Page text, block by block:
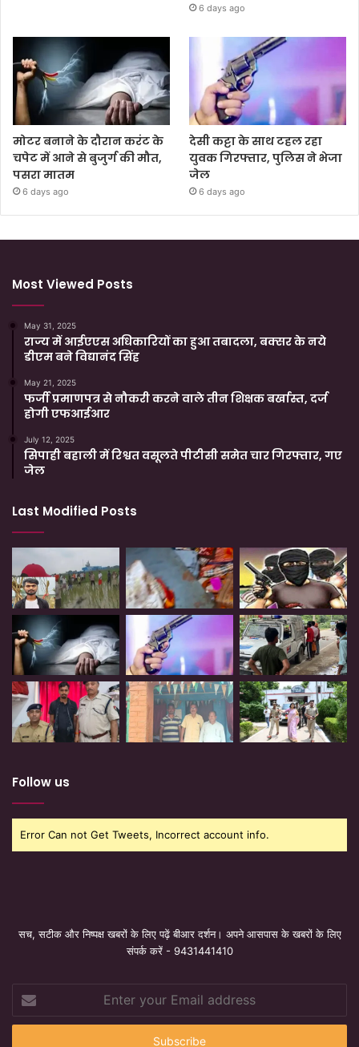
6 days ago
मोटर बनाने के दौरान करंट के
चपेट में आने से बुजुर्ग की मौत,
पसरा मातम
6 days ago
देसी कट्टा के साथ टहल रहा
युवक गिरफ्तार, पुलिस ने भेजा
जेल
6 days ago
Most Viewed Posts
May 31, 2025
राज्य में आईएएस अधिकारियों का हुआ तबादला, बक्सर के नये
डीएम बने विद्यानंद सिंह
May 21, 2025
फर्जी प्रमाणपत्र से नौकरी करने वाले तीन शिक्षक बर्खास्त, दर्ज
होगी एफआईआर
July 12, 2025
सिपाही बहाली में रिश्वत वसूलते पीटीसी समेत चार गिरफ्तार, गए
जेल
Last Modified Posts
Follow us
Error Can not Get Tweets, Incorrect account info.
सच, सटीक और निष्पक्ष खबरों के लिए पढ़ें बीआर दर्शन। अपने आसपास के खबरों के लिए
संपर्क करें - 9431441410
your
Email